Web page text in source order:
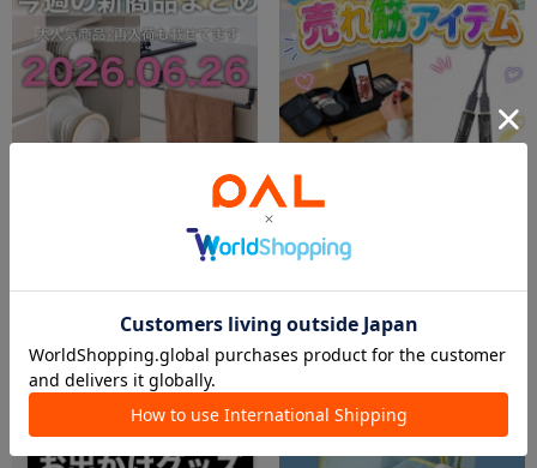
3COINS+plus ららぽーと和泉店
2026.07.30
欲しいものが見つかる!!売れ筋アイテム!!